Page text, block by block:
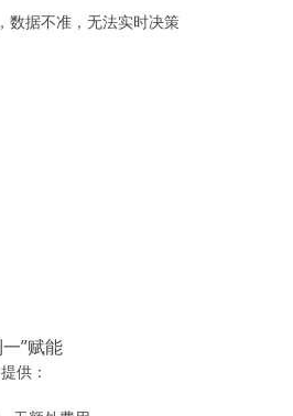
数据不准，无法实时决策
”赋能
供：